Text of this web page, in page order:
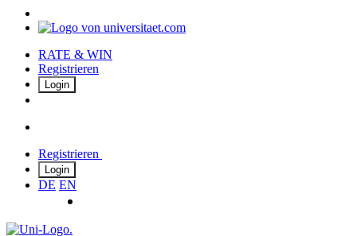
RATE & WIN
Registrieren
Login
Registrieren
Login
DE EN